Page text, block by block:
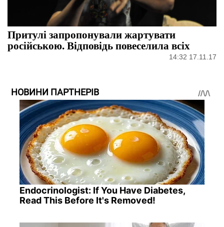
Притулі запропонували жартувати
російською. Відповідь повеселила всіх
14:32 17.11.17
НОВИНИ ПАРТНЕРІВ
Endocrinologist: If You Have Diabetes,
Read This Before It's Removed!